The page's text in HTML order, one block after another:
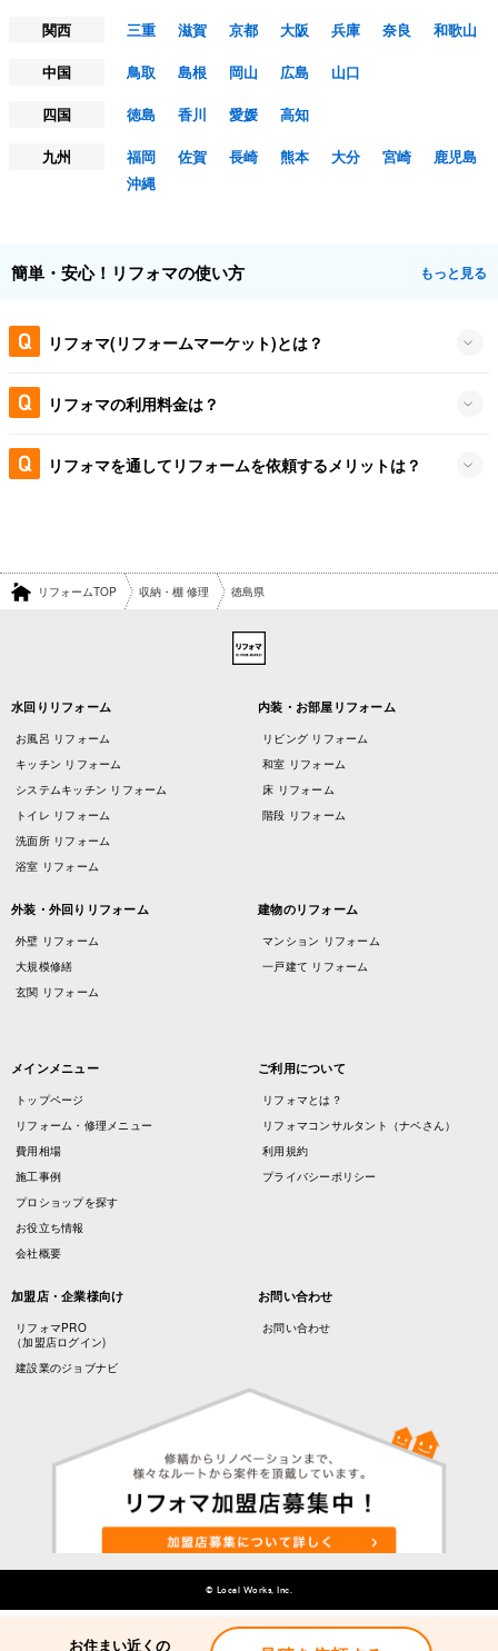
お住まい近くの
関西
三重 滋賀 京都 大阪 兵庫 奈良
和歌山
中国
鳥取 島根 岡山 広島
山口
四国
徳島 香川 愛媛
高知
九州
福岡 佐賀 長崎 熊本 大分 宮崎
鹿児島
沖縄
簡単・安心！リフォマの使い方 もっと見る
リフォマ(リフォームマーケット)とは？
リフォマの利用料金は？
リフォマを通してリフォームを依頼するメリットは？
リフォームTOP 収納・棚 修理 徳島県
水回りリフォーム
お風呂 リフォーム
キッチン リフォーム
システムキッチン リフォーム
トイレ リフォーム
洗面所 リフォーム
浴室 リフォーム
内装・お部屋リフォーム
リビング リフォーム
和室 リフォーム
床 リフォーム
階段 リフォーム
外装・外回りリフォーム
外壁 リフォーム
大規模修繕
玄関 リフォーム
建物のリフォーム
マンション リフォーム
一戸建て リフォーム
メインメニュー
トップページ
リフォーム・修理メニュー
費用相場
施工事例
プロショップを探す
お役立ち情報
会社概要
ご利用について
リフォマとは？
リフォマコンサルタント（ナベさん）
利用規約
プライバシーポリシー
加盟店・企業様向け
リフォマPRO
（加盟店ログイン)
建設業のジョブナビ
お問い合わせ
お問い合わせ
© Local Works, Inc.
お住まい近くの